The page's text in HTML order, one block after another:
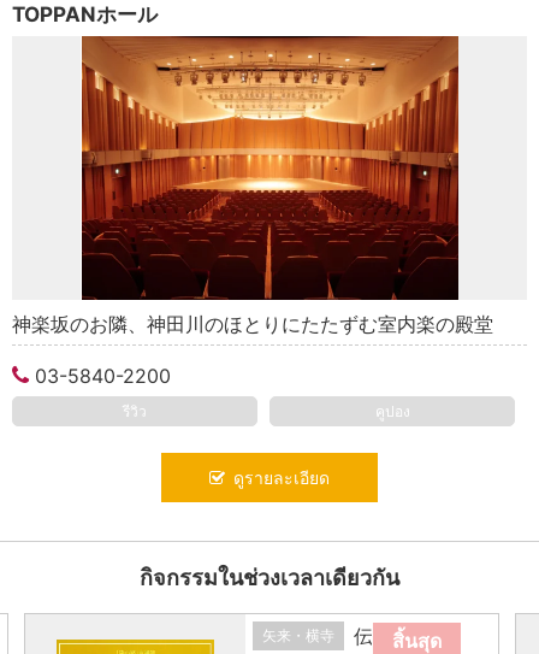
TOPPANホール
神楽坂のお隣、神田川のほとりにたたずむ室内楽の殿堂
03-5840-2200
รีวิว คูปอง
ดูรายละเอียด
กิจกรรมในช่วงเวลาเดียวกัน
สิ้นสุด
矢来・横寺 伝統芸能